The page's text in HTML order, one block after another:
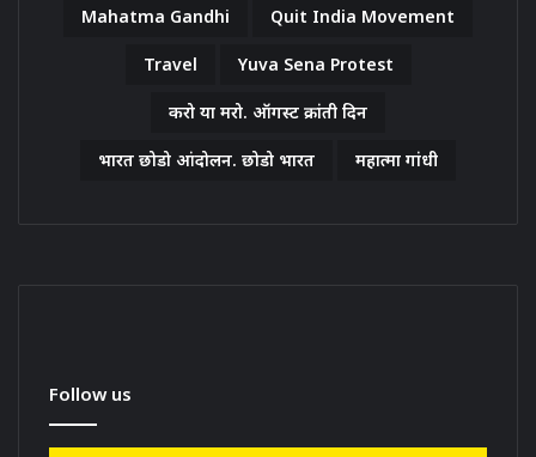
Mahatma Gandhi Quit India Movement
Travel Yuva Sena Protest
करो या मरो. ऑगस्ट क्रांती दिन
भारत छोडो आंदोलन. छोडो भारत महात्मा गांधी
Follow us